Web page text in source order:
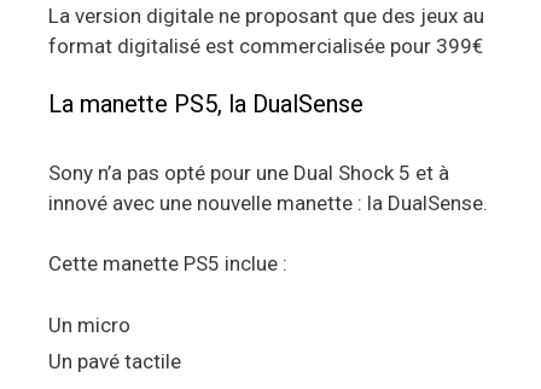
La version digitale ne proposant que des jeux au
format digitalisé est commercialisée pour 399€
La manette PS5, la DualSense
Sony n’a pas opté pour une Dual Shock 5 et à
innové avec une nouvelle manette : la DualSense.
Cette manette PS5 inclue :
Un micro
Un pavé tactile